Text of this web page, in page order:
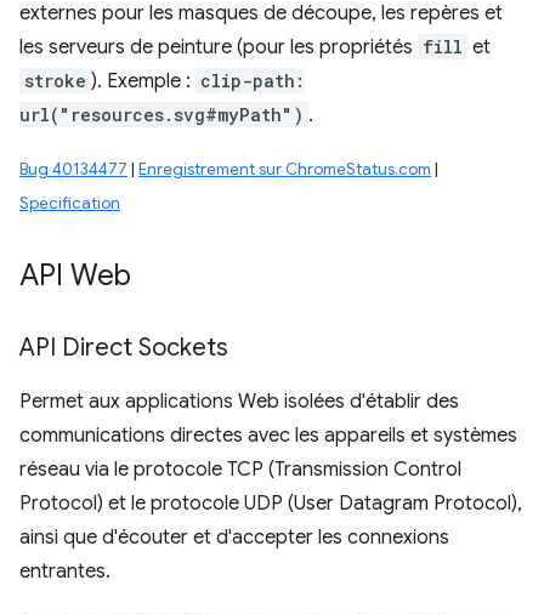
externes pour les masques de découpe, les repères et
les serveurs de peinture (pour les propriétés fill et
stroke ). Exemple : clip-path:
url("resources.svg#myPath") .
Bug 40134477 | Enregistrement sur ChromeStatus.com |
Spécification
API Web
API Direct Sockets
Permet aux applications Web isolées d'établir des
communications directes avec les appareils et systèmes
réseau via le protocole TCP (Transmission Control
Protocol) et le protocole UDP (User Datagram Protocol),
ainsi que d'écouter et d'accepter les connexions
entrantes.